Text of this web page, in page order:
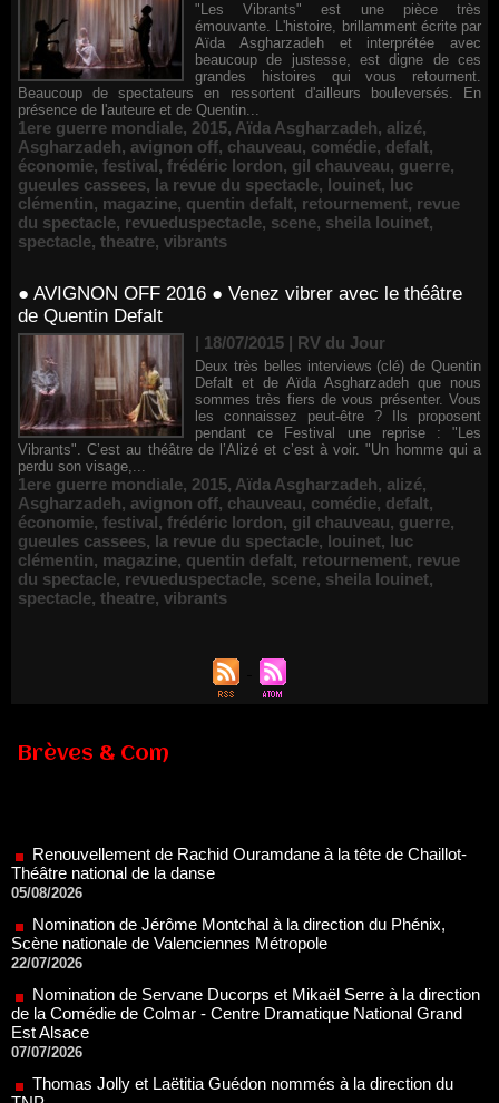
"Les Vibrants" est une pièce très
émouvante. L'histoire, brillamment écrite par
Aïda Asgharzadeh et interprétée avec
beaucoup de justesse, est digne de ces
grandes histoires qui vous retournent.
Beaucoup de spectateurs en ressortent d'ailleurs bouleversés. En
présence de l'auteure et de Quentin...
1ere guerre mondiale, 2015, Aïda Asgharzadeh, alizé,
Asgharzadeh, avignon off, chauveau, comédie, defalt,
économie, festival, frédéric lordon, gil chauveau, guerre,
gueules cassees, la revue du spectacle, louinet, luc
clémentin, magazine, quentin defalt, retournement, revue
du spectacle, revueduspectacle, scene, sheila louinet,
spectacle, theatre, vibrants
● AVIGNON OFF 2016 ● Venez vibrer avec le théâtre
de Quentin Defalt
| 18/07/2015 | RV du Jour
Deux très belles interviews (clé) de Quentin
Defalt et de Aïda Asgharzadeh que nous
sommes très fiers de vous présenter. Vous
les connaissez peut-être ? Ils proposent
pendant ce Festival une reprise : "Les
Vibrants". C’est au théâtre de l’Alizé et c’est à voir. "Un homme qui a
perdu son visage,...
1ere guerre mondiale, 2015, Aïda Asgharzadeh, alizé,
Asgharzadeh, avignon off, chauveau, comédie, defalt,
économie, festival, frédéric lordon, gil chauveau, guerre,
gueules cassees, la revue du spectacle, louinet, luc
clémentin, magazine, quentin defalt, retournement, revue
du spectacle, revueduspectacle, scene, sheila louinet,
spectacle, theatre, vibrants
Brèves & Com
05/08/2026
Nomination de Jérôme Montchal à la direction du Phénix,
Scène nationale de Valenciennes Métropole
22/07/2026
Nomination de Servane Ducorps et Mikaël Serre à la direction
de la Comédie de Colmar - Centre Dramatique National Grand
Est Alsace
07/07/2026
Thomas Jolly et Laëtitia Guédon nommés à la direction du
TNP
02/07/2026